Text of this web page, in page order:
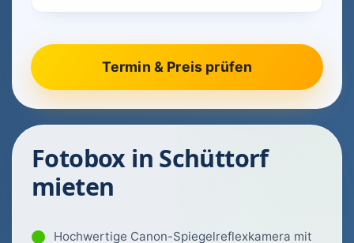
Fotobox in Schüttorf
mieten
Hochwertige Canon-Spiegelreflexkamera mit